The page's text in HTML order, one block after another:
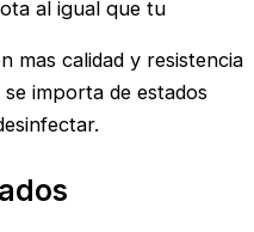
al igual que tu
mas calidad y resistencia
importa de estados